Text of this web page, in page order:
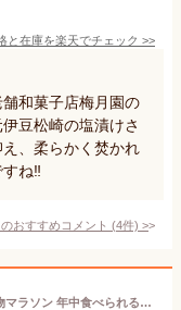
と在庫を楽天でチェック >>
和菓子店梅月園の
豆松崎の塩漬けさ
、柔らかく焚かれ
ね‼️
おすすめコメント (4件) >
【送料無料】さくら葉餅10個入り お買い物マラソン 年中食べられる季節菓子 桜餅 桜葉 和菓子 手作り 梅月園 あん 老舗和菓子店 お取り寄せスイーツ 絶品 ギフト 送料無料 さくらもち 塩漬け こしあん 上新粉 お土産 お茶請け 桜 スイーツさくら 楽天限定